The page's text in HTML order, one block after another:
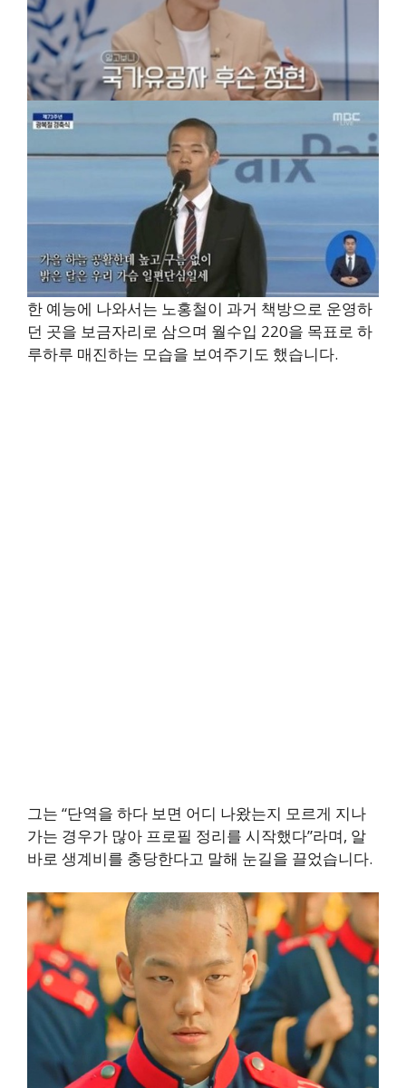
한 예능에 나와서는 노홍철이 과거 책방으로 운영하
던 곳을 보금자리로 삼으며 월수입 220을 목표로 하
루하루 매진하는 모습을 보여주기도 했습니다.
그는 “단역을 하다 보면 어디 나왔는지 모르게 지나
가는 경우가 많아 프로필 정리를 시작했다”라며, 알
바로 생계비를 충당한다고 말해 눈길을 끌었습니다.